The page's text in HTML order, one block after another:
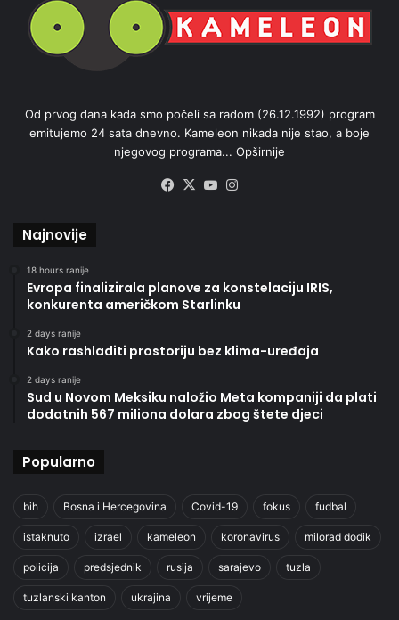
Od prvog dana kada smo počeli sa radom (26.12.1992) program
emitujemo 24 sata dnevno. Kameleon nikada nije stao, a boje
njegovog programa... Opširnije
Facebook
X YouTube
Najnovije
18 hours ranije
Evropa finalizirala planove za konstelaciju IRIS,
konkurenta američkom Starlinku
2 days ranije
Kako rashladiti prostoriju bez klima-uređaja
2 days ranije
Sud u Novom Meksiku naložio Meta kompaniji da plati
dodatnih 567 miliona dolara zbog štete djeci
Popularno
bih Bosna i Hercegovina Covid-19 fokus fudbal
istaknuto izrael kameleon koronavirus milorad dodik
policija predsjednik rusija sarajevo tuzla
tuzlanski kanton ukrajina vrijeme